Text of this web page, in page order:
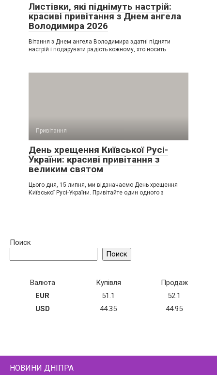
Листівки, які піднімуть настрій:
красиві привітання з Днем ангела
Володимира 2026
Вітання з Днем ангела Володимира здатні підняти
настрій і подарувати радість кожному, хто носить
Привітання
День хрещення Київської Русі-
України: красиві привітання з
великим святом
Цього дня, 15 липня, ми відзначаємо День хрещення
Київської Русі-України. Привітайте один одного з
Поиск
Поиск
Валюта Купівля
Продаж
EUR
51.1
52.1
USD
44.35 44.95
НОВИНИ ДНІПРА